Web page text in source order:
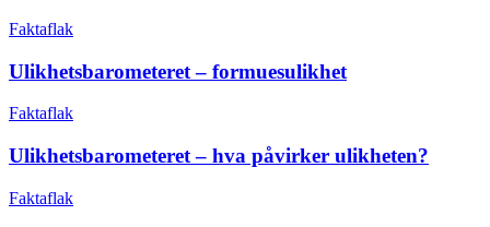
Faktaflak
Ulikhetsbarometeret – formuesulikhet
Faktaflak
Ulikhetsbarometeret – hva påvirker ulikheten?
Faktaflak